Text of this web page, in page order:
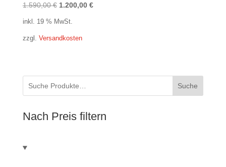
1.590,00€ Ursprünglicher
1.590,00 €
1.200,00 €Aktueller
inkl. 19 % MwSt.
zzgl. Versandkosten
Suche
Nach Preis filtern